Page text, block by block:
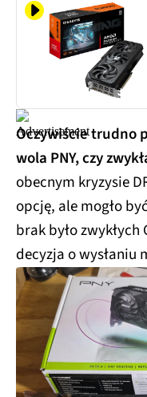
Oczywiście trudno
wola PNY, czy
obecnym kryzysie
opcję, ale mogło
brak było zwykłych
decyzja o wysłaniu